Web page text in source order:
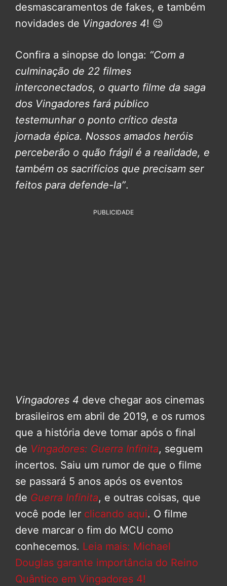
desmascaramentos de fakes, e também
novidades de Vingadores 4! 😉
Confira a sinopse do longa: “Com a
culminação de 22 filmes
interconectados, o quarto filme da saga
dos Vingadores fará público
testemunhar o ponto crítico desta
jornada épica. Nossos amados heróis
perceberão o quão frágil é a realidade, e
também os sacrifícios que precisam ser
feitos para defende-la”.
PUBLICIDADE
Vingadores 4 deve chegar aos cinemas
brasileiros em abril de 2019, e os rumos
que a história deve tomar após o final
de Vingadores: Guerra Infinita, seguem
incertos. Saiu um rumor de que o filme
se passará 5 anos após os eventos
de Guerra Infinita, e outras coisas, que
você pode ler clicando aqui. O filme
deve marcar o fim do MCU como
conhecemos. Leia mais: Michael
Douglas garante importância do Reino
Quântico em Vingadores 4!